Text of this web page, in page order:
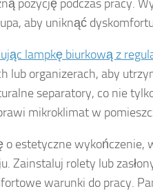
pozycję podczas pracy.
aby uniknąć
lampkę biurkową z
lub organizerach, aby
separatory, co nie
mikroklimat w
o estetyczne wykończenie,
Zainstaluj rolety lub
warunki do pracy.